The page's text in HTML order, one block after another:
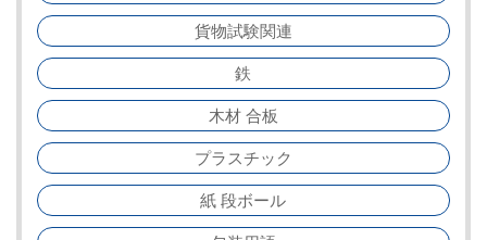
貨物試験関連
鉄
木材 合板
プラスチック
紙 段ボール